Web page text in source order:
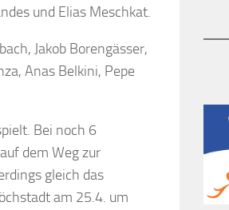
und Elias Meschkat.
Jakob Borengässer,
Anas Belkini, Pepe
Bei noch 6
dem Weg zur
gleich das
am 25.4. um